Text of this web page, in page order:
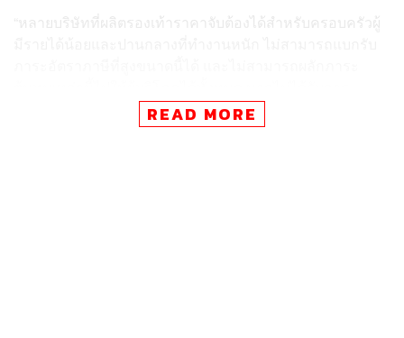
“หลายบริษัทที่ผลิตรองเท้าราคาจับต้องได้สำหรับครอบครัวผู้
บรรเทาผลกระทบจากกำแพงภาษีตอบโต้โดยทันที พวกเขา
จะไม่มีทางเลือกอื่นนอกจากต้องปิดตัวลง”
READ MORE